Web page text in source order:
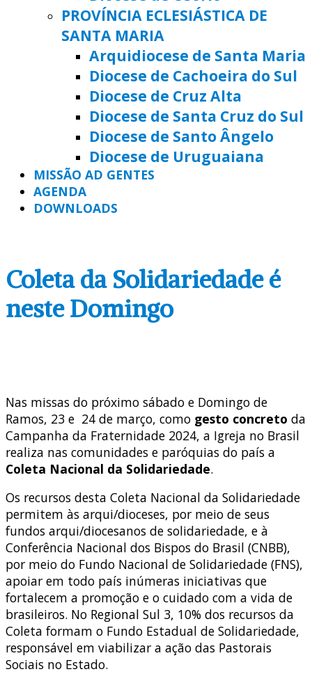
PROVÍNCIA ECLESIÁSTICA DE
SANTA MARIA
Arquidiocese de Santa Maria
Diocese de Cachoeira do Sul
Diocese de Cruz Alta
Diocese de Santa Cruz do Sul
Diocese de Santo Ângelo
Diocese de Uruguaiana
MISSÃO AD GENTES
AGENDA
DOWNLOADS
Coleta da Solidariedade é
neste Domingo
Nas missas do próximo sábado e Domingo de
Ramos, 23 e 24 de março, como gesto concreto da
Campanha da Fraternidade 2024, a Igreja no Brasil
realiza nas comunidades e paróquias do país a
Coleta Nacional da Solidariedade.
Os recursos desta Coleta Nacional da Solidariedade
permitem às arqui/dioceses, por meio de seus
fundos arqui/diocesanos de solidariedade, e à
Conferência Nacional dos Bispos do Brasil (CNBB),
por meio do Fundo Nacional de Solidariedade (FNS),
apoiar em todo país inúmeras iniciativas que
fortalecem a promoção e o cuidado com a vida de
brasileiros. No Regional Sul 3, 10% dos recursos da
Coleta formam o Fundo Estadual de Solidariedade,
responsável em viabilizar a ação das Pastorais
Sociais no Estado.